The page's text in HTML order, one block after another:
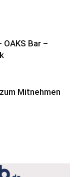
Bar –
Mitnehmen